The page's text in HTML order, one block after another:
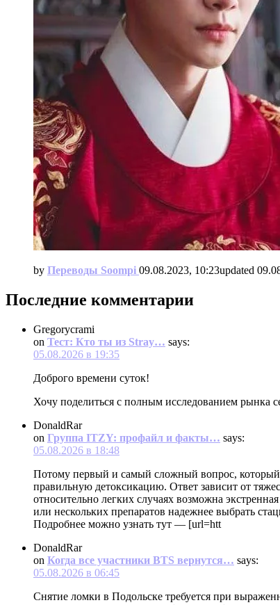
by Переводы Soompi 09.08.2023, 10:23updated
Последние комментарии
Gregorycrami
on Тест: Кто ты из Stray… says:
05.08.2026 в 19:35
Доброго времени суток!
Хочу поделиться с полным исследованием рынка
DonaldRar
on Группа ITZY: профайл и факты… says:
05.08.2026 в 18:48
Потому первый и самый сложный вопрос, который
правильную детоксикацию. Ответ зависит от
относительно легких случаях возможна
или нескольких препаратов надежнее выбрать
Подробнее можно узнать тут — [url=htt
DonaldRar
on Когда все участники BTS вернутся… says:
05.08.2026 в 06:45
Снятие ломки в Подольске требуется при